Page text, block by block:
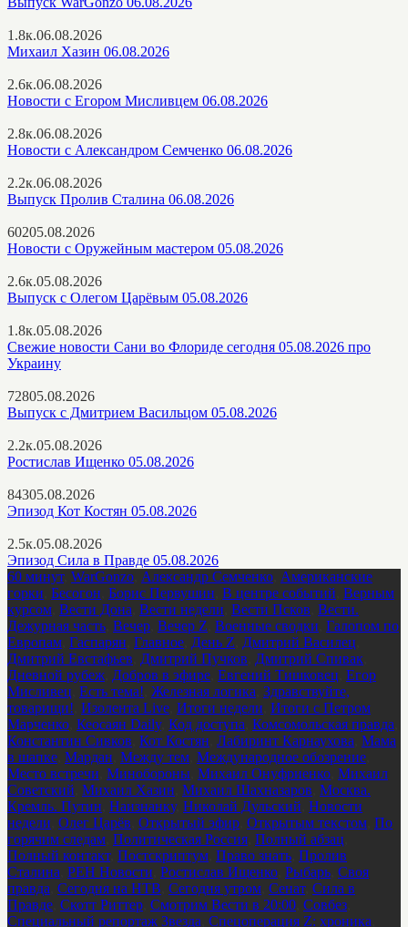
1.8к.06.08.2026
Михаил Хазин 06.08.2026
2.6к.06.08.2026
Новости с Егором Мисливцем 06.08.2026
2.8к.06.08.2026
Новости с Александром Семченко 06.08.2026
2.2к.06.08.2026
Выпуск Пролив Сталина 06.08.2026
60205.08.2026
Новости с Оружейным мастером 05.08.2026
2.6к.05.08.2026
Выпуск с Олегом Царёвым 05.08.2026
1.8к.05.08.2026
Свежие новости Сани во Флориде сегодня 05.08.2026 про
Украину
72805.08.2026
Выпуск с Дмитрием Васильцом 05.08.2026
2.2к.05.08.2026
Ростислав Ищенко 05.08.2026
84305.08.2026
Эпизод Кот Костян 05.08.2026
2.5к.05.08.2026
Эпизод Сила в Правде 05.08.2026
60 минут, WarGonzo Александр Семченко Американские
горки Бесогон Борис Первушин В центре событий Верным
курсом Вести Дона Вести недели Вести Псков Вести.
Дежурная часть Вечер Вечер Z Военные сводки Галопом по
Европам Гаспарян Главное День Z Дмитрий Василец
Дмитрий Евстафьев Дмитрий Пучков Дмитрий Спивак
Дневной рубеж Добров в эфире Евгений Тишковец Егор
Мисливец Есть тема! Железная логика Здравствуйте,
товарищи! Изолента Live Итоги недели Итоги с Петром
Марченко Кеосаян Daily, Код доступа Комсомольская правда
Константин Сивков Кот Костян Лабиринт Карнаухова Мама
в шапке Мардан Между тем Международное обозрение
Место встречи Минобороны Михаил Онуфриенко Михаил
Советский Михаил Хазин Михаил Шахназаров Москва.
Кремль. Путин Наизнанку, Николай Дульский Новости
недели Олег Царёв Открытый эфир Открытым текстом По
горячим следам Политическая Россия Полный абзац
Полный контакт, Постскриптум Право знать Пролив
Сталина РЕН Новости Ростислав Ищенко Рыбарь Своя
правда Сегодня на НТВ Сегодня утром Сенат, Сила в
Правде Скотт Риттер Смотрим Вести в 20:00 Совбез
Специальный репортаж Звезда Спецоперация Z: хроника